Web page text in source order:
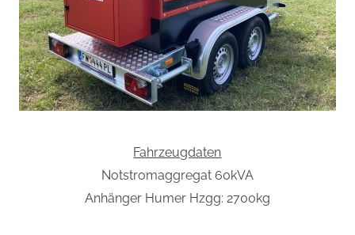
Fahrzeugdaten
Notstromaggregat 60kVA
Anhänger Humer Hzgg: 2700kg